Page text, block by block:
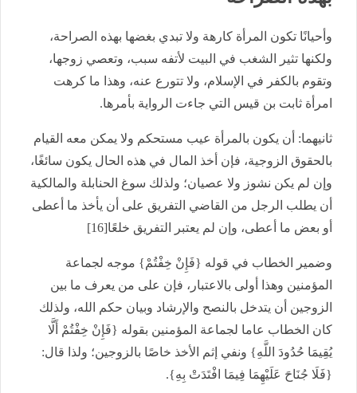
وأحيانًا تكون المرأة كارهة ولا تبدي بغضها بهذه الصراحة،
ولكنها تثير الشغب في البيت لأتفه سبب، وتعصي زوجها،
وتقوم بالكفر في الإسلام، ولا تتورع عنه، وهذا ما كرهت
امرأة ثابت بن قيس التي جاءت الرواية بأمرها.
ثانيهما: أن يكون بالمرأة عيب مستحكم ولا يمكن معه القيام
بالحقوق الزوجية، فإن أخذ المال في هذه الحال يكون سائغًا،
وإن لم يكن نشوز ولا عصيان؛ ولذلك سوغ الحنابلة والمالكية
أن يطلب الرجل من القاضي التفريق على أن يأخذ ما أعطى
أو بعض ما أعطى، وإن لم يعتبر التفريق خلعًا[16]
وضمير الخطاب في قوله {فَإِنْ خِفْتُمْ} موجه لجماعة
المؤمنين وهذا أولى بالاعتبار، فإن على من يعرف ما بين
الزوجين أن يتدخل بالنصح والإرشاد وبيان حكم الله، ولذلك
كان الخطاب عاما لجماعة المؤمنين بقوله {فَإِنْ خِفْتُمْ أَلَّا
يُقِيمَا حُدُودَ اللَّهِ} ونفي إثم الأخذ خاصًا بالزوجين؛ ولذا قال:
{فَلَا جُنَاحَ عَلَيْهِمَا فِيمَا افْتَدَتْ بِهِ}.